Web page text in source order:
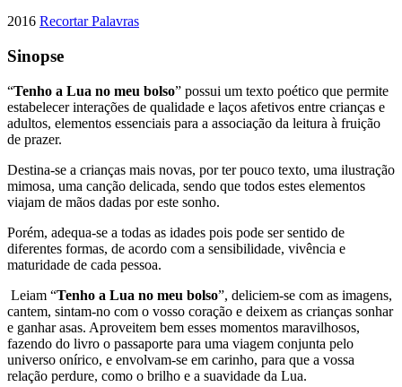
2016 Recortar Palavras
Sinopse
“Tenho a Lua no meu bolso” possui um texto poético que permite
estabelecer interações de qualidade e laços afetivos entre crianças e
adultos, elementos essenciais para a associação da leitura à fruição
de prazer.
Destina-se a crianças mais novas, por ter pouco texto, uma ilustração
mimosa, uma canção delicada, sendo que todos estes elementos
viajam de mãos dadas por este sonho.
Porém, adequa-se a todas as idades pois pode ser sentido de
diferentes formas, de acordo com a sensibilidade, vivência e
maturidade de cada pessoa.
Leiam “Tenho a Lua no meu bolso”, deliciem-se com as imagens,
cantem, sintam-no com o vosso coração e deixem as crianças sonhar
e ganhar asas. Aproveitem bem esses momentos maravilhosos,
fazendo do livro o passaporte para uma viagem conjunta pelo
universo onírico, e envolvam-se em carinho, para que a vossa
relação perdure, como o brilho e a suavidade da Lua.